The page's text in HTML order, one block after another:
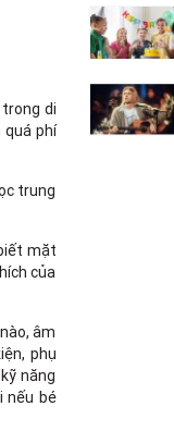
trong di
quá phí
trung
mặt
của
âm
phụ
năng
nếu bé